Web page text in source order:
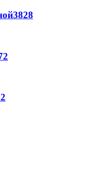
3828